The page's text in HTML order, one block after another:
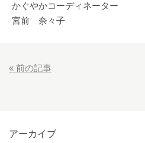
かぐやかコーディネーター
宮前 奈々子
« 前の記事
アーカイブ